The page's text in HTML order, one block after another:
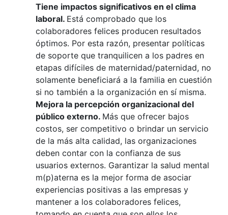
Tiene impactos significativos en el clima
laboral. Está comprobado que los
colaboradores felices producen resultados
óptimos. Por esta razón, presentar políticas
de soporte que tranquilicen a los padres en
etapas difíciles de maternidad/paternidad, no
solamente beneficiará a la familia en cuestión
si no también a la organización en sí misma.
Mejora la percepción organizacional del
público externo. Más que ofrecer bajos
costos, ser competitivo o brindar un servicio
de la más alta calidad, las organizaciones
deben contar con la confianza de sus
usuarios externos. Garantizar la salud mental
m(p)aterna es la mejor forma de asociar
experiencias positivas a las empresas y
mantener a los colaboradores felices,